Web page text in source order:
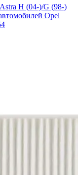
H (04-)/G (98-)
Opel